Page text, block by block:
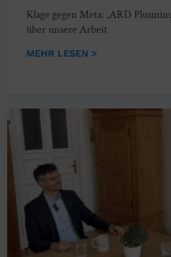
Klage gegen Meta: „ARD
über unsere Arbeit
MEHR LESEN >